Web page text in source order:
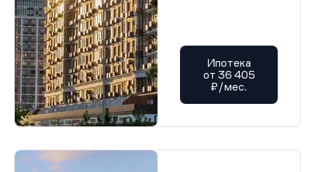
Ипотека
от 36 405
₽/мес.